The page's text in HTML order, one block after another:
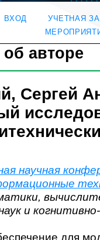
ВХОД
УЧЕТНАЯ
авторе
Сергей
научная
и
для